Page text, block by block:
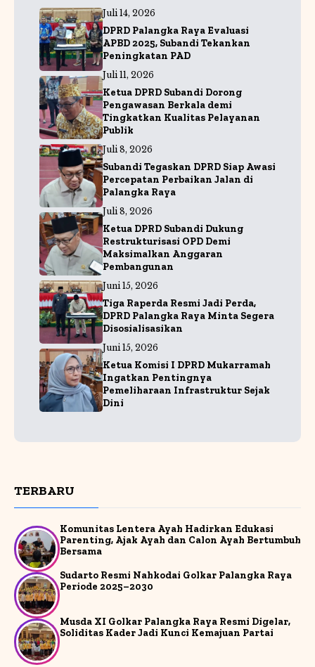
o
o
k
p
p
r
a
Juli 14, 2026
DPRD Palangka Raya Evaluasi
APBD 2025, Subandi Tekankan
Peningkatan PAD
Juli 11, 2026
Ketua DPRD Subandi Dorong
Pengawasan Berkala demi
Tingkatkan Kualitas Pelayanan
Publik
Juli 8, 2026
Subandi Tegaskan DPRD Siap Awasi
Percepatan Perbaikan Jalan di
Palangka Raya
Juli 8, 2026
Ketua DPRD Subandi Dukung
Restrukturisasi OPD Demi
Maksimalkan Anggaran
Pembangunan
Juni 15, 2026
Tiga Raperda Resmi Jadi Perda,
DPRD Palangka Raya Minta Segera
Disosialisasikan
Juni 15, 2026
Ketua Komisi I DPRD Mukarramah
Ingatkan Pentingnya
Pemeliharaan Infrastruktur Sejak
Dini
TERBARU
Komunitas Lentera Ayah Hadirkan Edukasi
Parenting, Ajak Ayah dan Calon Ayah Bertumbuh
Bersama
Sudarto Resmi Nahkodai Golkar Palangka Raya
Periode 2025–2030
Musda XI Golkar Palangka Raya Resmi Digelar,
Soliditas Kader Jadi Kunci Kemajuan Partai